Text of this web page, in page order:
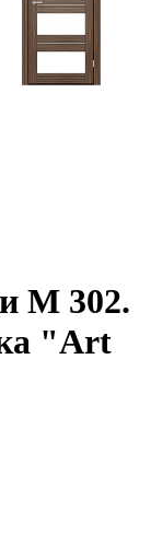
M 302.
"Art